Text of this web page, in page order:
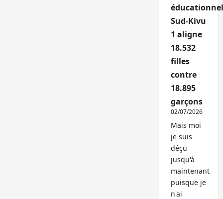
Sud-Kivu
1 aligne
18.532
filles
contre
18.895
garçons
02/07/2026
Mais moi
je suis
déçu
jusqu'à
maintenant
puisque je
n'ai